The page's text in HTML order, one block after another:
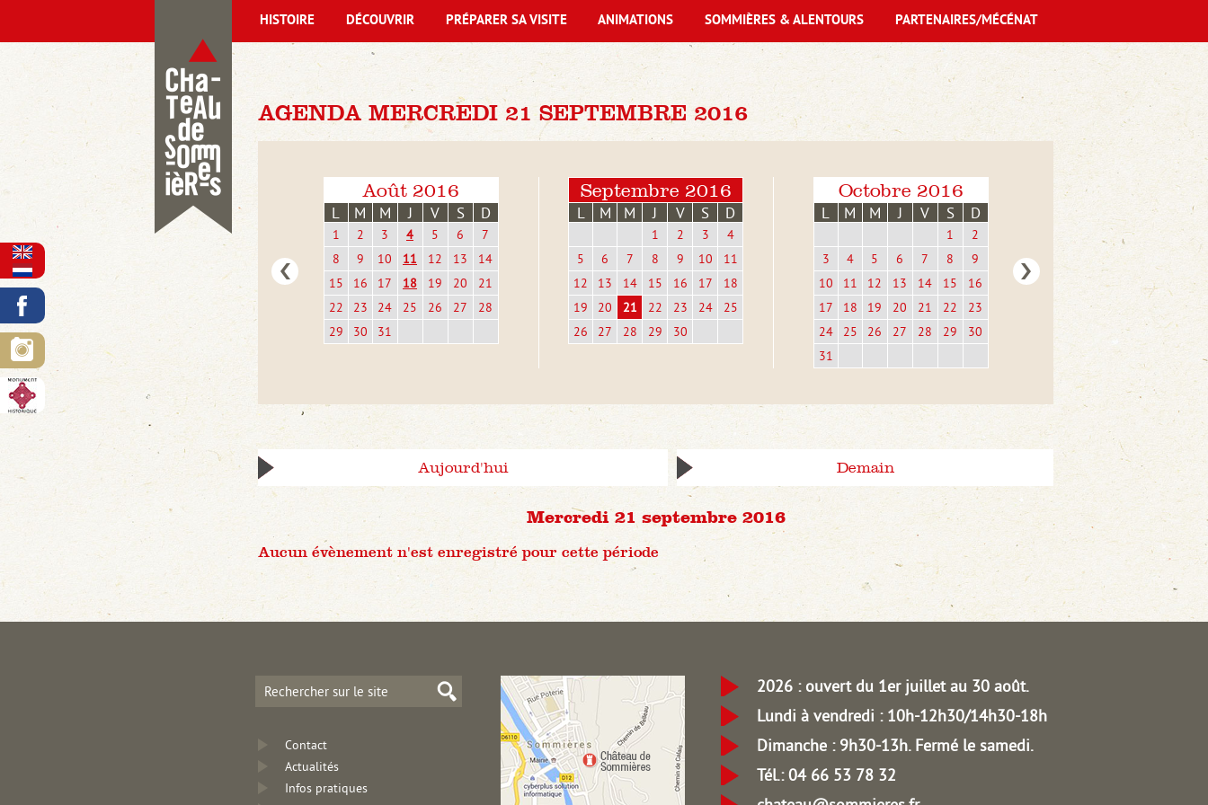
AGENDA MERCREDI 21 SEPTEMBRE 2016
Août 2016
L M M J V S D
1 2 3 4 5 6
7
8
9 10 11 12 13
14
15
16 17 18 19 20
21
22
23 24 25 26 27
28
29
30 31
Septembre 2016
L M M J V S D
1 2 3
4
5
6 7 8 9 10
11
12
13 14 15 16 17
18
19
20 21 22 23 24
25
26
27 28 29 30
Octobre 2016
L M M J V S D
1
2
3
4 5 6 7 8
9
10
11 12 13 14 15
16
17
18 19 20 21 22
23
24
25 26 27 28 29
30
31
Aujourd'hui Demain
Mercredi 21 septembre 2016
Aucun évènement n'est enregistré pour cette période
HISTOIRE DÉCOUVRIR PRÉPARER SA VISITE ANIMATIONS SOMMIÈRES & ALENTOURS PARTENAIRES/MÉCÉNAT
Contact
Actualités
Infos pratiques
2026 : ouvert du 1er juillet au 30 août.
Lundi à vendredi : 10h-12h30/14h30-18h
Dimanche : 9h30-13h. Fermé le samedi.
Tél.: 04 66 53 78 32